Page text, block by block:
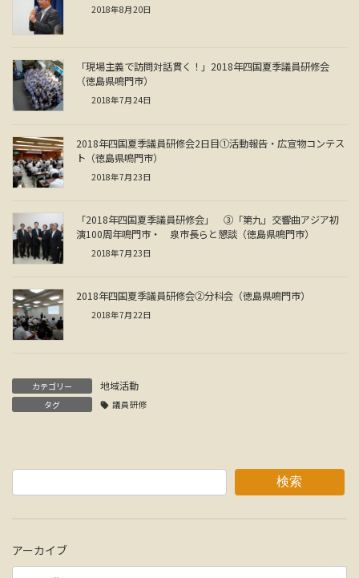
2018年8月20日
「現場主義で訪問対話貫く！」2018年四国夏季議員研修会
（徳島県鳴門市）
2018年7月24日
2018年四国夏季議員研修会2日目①活動報告・広宣物コンテス
ト（徳島県鳴門市）
2018年7月23日
「2018年四国夏季議員研修会」 ③「第九」交響曲アジア初
演100周年鳴門市・ 泉市長らと懇談（徳島県鳴門市）
2018年7月23日
2018年四国夏季議員研修会②分科会（徳島県鳴門市）
2018年7月22日
カテゴリー 地域活動
タグ 議員研修
検索
アーカイブ